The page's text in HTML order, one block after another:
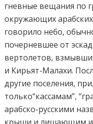
гневные вещания по
окружающих
говорило небо,
почерневшее от
вертолетов,
и Кирьят-Малахи.
другие поселения,
только“кассамам”,
арабско-русскими